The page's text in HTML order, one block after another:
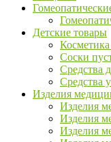
Детские товары
Соски
Средства
Средства
Изделия
Изделия
Изделия
Изделия